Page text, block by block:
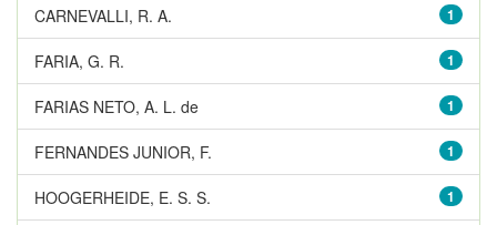
1
CARNEVALLI, R. A.
1
FARIA, G. R.
1
FARIAS NETO, A. L. de
1
FERNANDES JUNIOR, F.
1
HOOGERHEIDE, E. S. S.